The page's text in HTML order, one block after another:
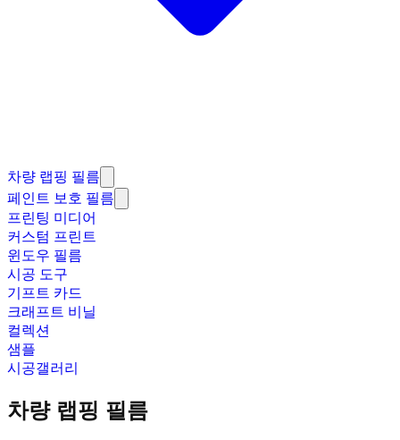
차량 랩핑 필름
페인트 보호 필름
프린팅 미디어
커스텀 프린트
윈도우 필름
시공 도구
기프트 카드
크래프트 비닐
컬렉션
샘플
시공갤러리
차량 랩핑 필름